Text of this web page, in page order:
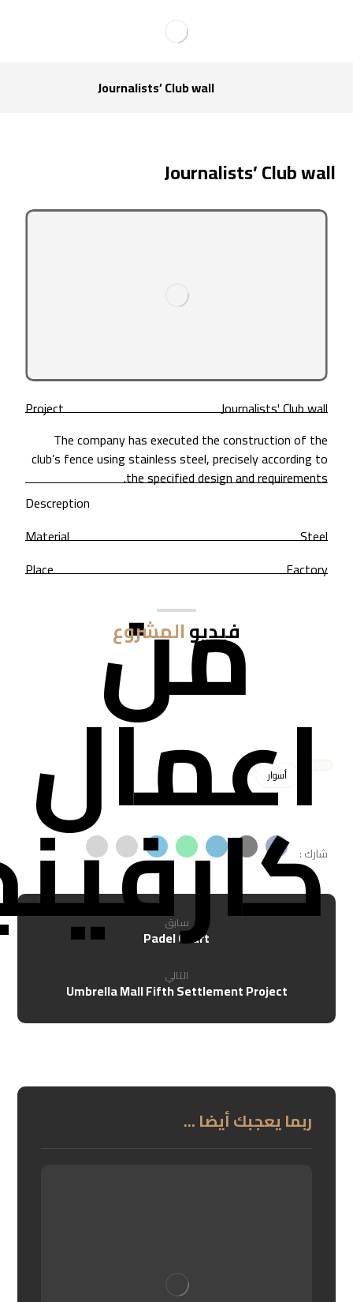
Journalists’ Club wall
Journalists’ Club wall
Journalists' Club wall
Project
The company has executed the construction of the
club’s fence using stainless steel, precisely according to
the specified design and requirements.
Descreption
Steel
Material
Factory
Place من
اعمال
فيديوالمشروع
أسوار
سابق
Padel Court
التالي
Umbrella Mall Fifth Settlement Project
ربما يعجبك أيضا ...